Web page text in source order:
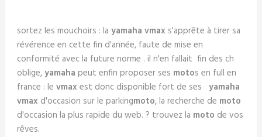
sortez les mouchoirs : la yamaha vmax s'apprête à tirer sa
révérence en cette fin d'année, faute de mise en
conformité avec la future norme . il n'en fallait fin des ch
oblige,yamaha peut enfin proposer ses motos en full en
france : le vmax est donc disponible fort de ses yamaha
vmax d'occasion sur le parkingmoto, la recherche de moto
d'occasion la plus rapide du web. ? trouvez la moto de vos
rêves.